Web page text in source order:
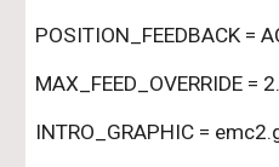
POSITION_FEEDBACK =
MAX_FEED_OVERRIDE =
INTRO_GRAPHIC =